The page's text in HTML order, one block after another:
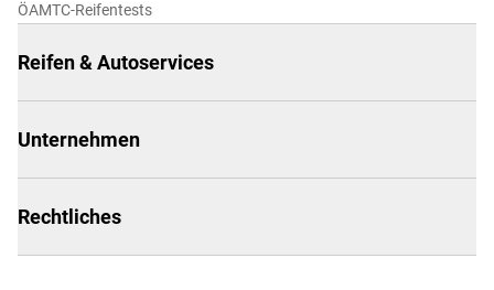
ÖAMTC-Reifentests
Reifen & Autoservices
Unternehmen
Rechtliches